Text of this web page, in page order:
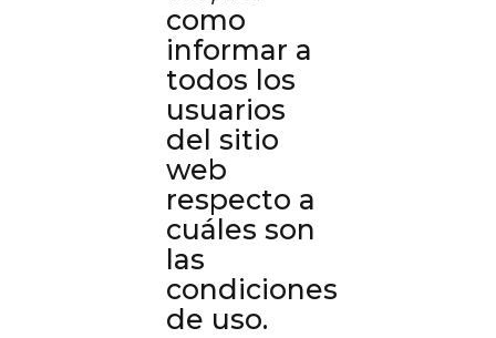
como
informar a
todos los
usuarios
del sitio
web
respecto a
cuáles son
las
condiciones
de uso.